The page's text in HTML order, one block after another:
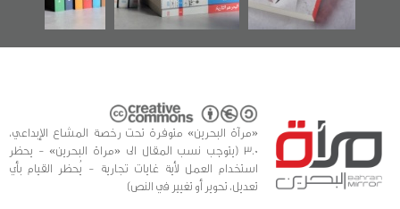
«مرآة البحرين» متوفرة تحت رخصة المشاع الإبداعي،
3.0 (يتوجب نسب المقال الى «مراة البحرين» - يحظر
استخدام العمل لأية غايات تجارية - يُحظر القيام بأي
تعديل، تحوير أو تغيير في النص)